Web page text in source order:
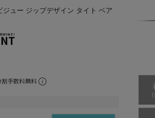
ジュー ジップデザイン タイト ベア
手数料無料